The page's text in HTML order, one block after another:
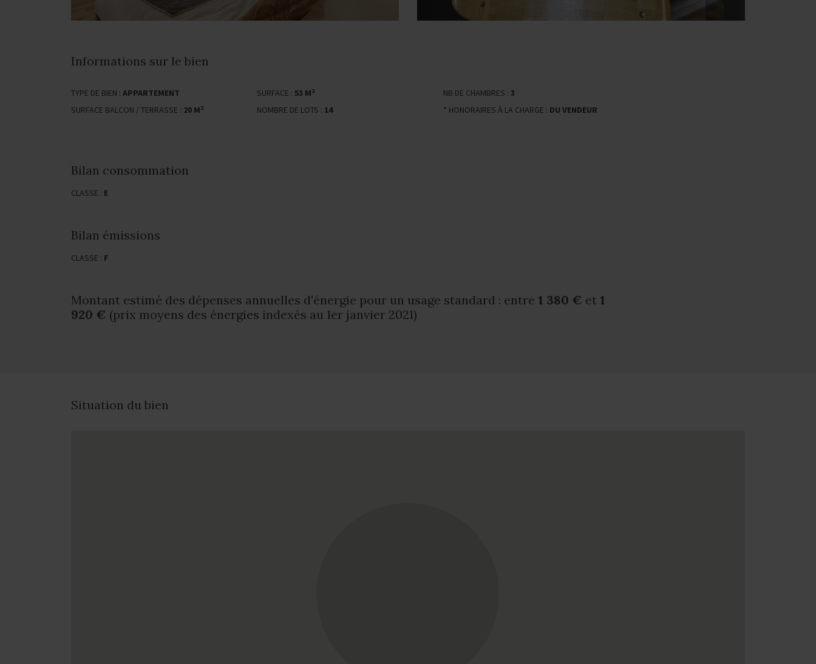
Informations sur le bien
TYPE DE BIEN : APPARTEMENT SURFACE :53 M² NB DE CHAMBRES : 3
SURFACE BALCON / TERRASSE : 20 M² NOMBRE DE LOTS : 14 * HONORAIRES À LA CHARGE : DU VENDEUR
Bilan consommation
CLASSE : E
Bilan émissions
CLASSE : F
Montant estimé des dépenses annuelles d'énergie pour un usage standard : entre 1 380 € et 1
920 € (prix moyens des énergies indexés au 1er janvier 2021)
Situation du bien